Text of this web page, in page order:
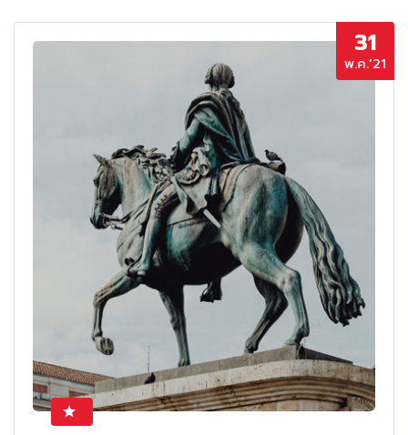
31
พ.ค.’21